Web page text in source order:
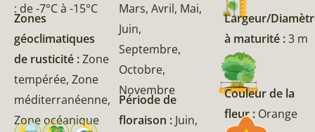
: de -7°C à -15°C
Zones
géoclimatiques
de rusticité :Zone
tempérée, Zone
méditerranéenne,
Zone océanique
Mars, Avril, Mai,
Juin,
Septembre,
Octobre,
Novembre
Période de
floraison : Juin,
Largeur/
à maturité :3 m
Couleur de la
fleur : Orange